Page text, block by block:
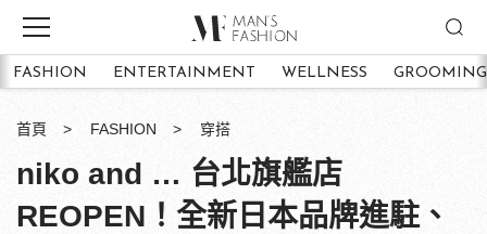
FASHION ENTERTAINMENT WELLNESS GROOMING
首頁 FASHION 穿搭
niko and … 台北旗艦店
REOPEN！全新日本品牌進駐、